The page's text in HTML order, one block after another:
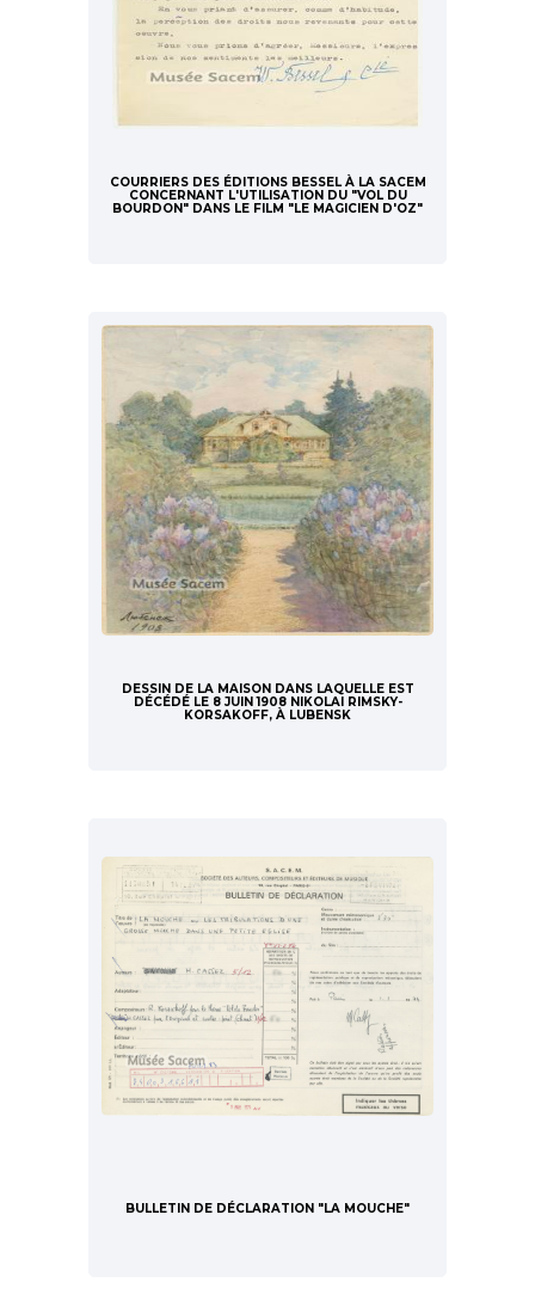
COURRIERS DES ÉDITIONS BESSEL À LA SACEM
CONCERNANT L'UTILISATION DU "VOL DU
BOURDON" DANS LE FILM "LE MAGICIEN D'OZ"
DESSIN DE LA MAISON DANS LAQUELLE EST
DÉCÉDÉ LE 8 JUIN 1908 NIKOLAI RIMSKY-
KORSAKOFF, À LUBENSK
BULLETIN DE DÉCLARATION "LA MOUCHE"